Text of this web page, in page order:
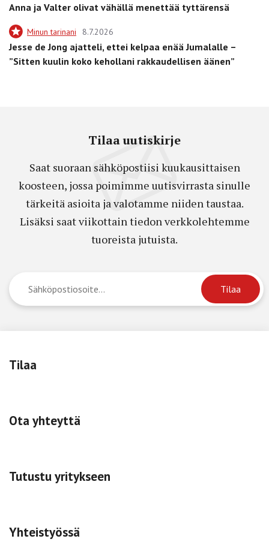
Anna ja Valter olivat vähällä menettää tyttärensä
Minun tarinani 8.7.2026
Jesse de Jong ajatteli, ettei kelpaa enää Jumalalle –
”Sitten kuulin koko kehollani rakkaudellisen äänen”
Tilaa uutiskirje
Saat suoraan sähköpostiisi kuukausittaisen
koosteen, jossa poimimme uutisvirrasta sinulle
tärkeitä asioita ja valotamme niiden taustaa.
Lisäksi saat viikottain tiedon verkkolehtemme
tuoreista jutuista.
Tilaa
Ota yhteyttä
Tutustu yritykseen
Yhteistyössä